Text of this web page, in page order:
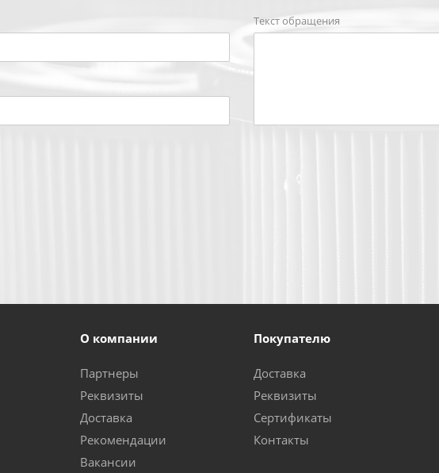
Текст обращения
О компании
Партнеры
Реквизиты
Доставка
Рекомендации
Вакансии
Покупателю
Доставка
Реквизиты
Сертификаты
Контакты